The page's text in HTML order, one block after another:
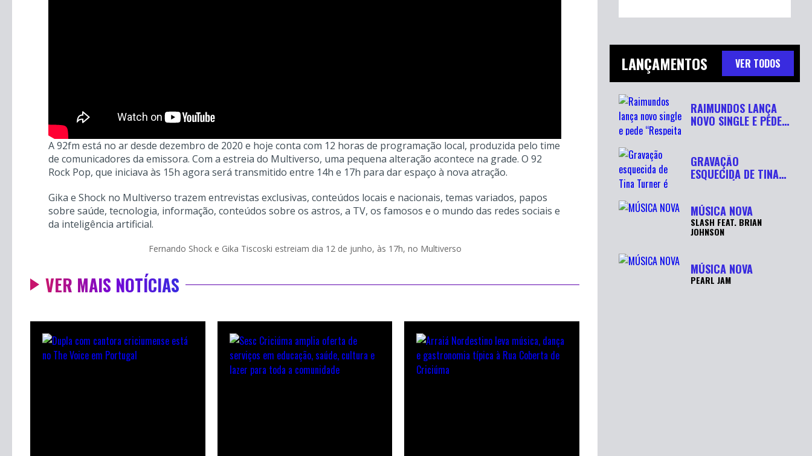
A 92fm está no ar desde dezembro de 2020 e hoje conta com 12 horas de programação local, produzida pelo time
de comunicadores da emissora. Com a estreia do Multiverso, uma pequena alteração acontece na grade. O 92
Rock Pop, que iniciava às 15h agora será transmitido entre 14h e 17h para dar espaço à nova atração.
Gika e Shock no Multiverso trazem entrevistas exclusivas, conteúdos locais e nacionais, temas variados, papos
sobre saúde, tecnologia, informação, conteúdos sobre os astros, a TV, os famosos e o mundo das redes sociais e
da inteligência artificial.
Fernando Shock e Gika Tiscoski estreiam dia 12 de junho, às 17h, no Multiverso
VER MAIS NOTÍCIAS
LANÇAMENTOS VER TODOS
RAIMUNDOS LANÇA
NOVO SINGLE E PEDE
GRAVAÇÃO
ESQUECIDA DE TINA
MÚSICA NOVA
SLASH FEAT. BRIAN
JOHNSON
MÚSICA NOVA
PEARL JAM